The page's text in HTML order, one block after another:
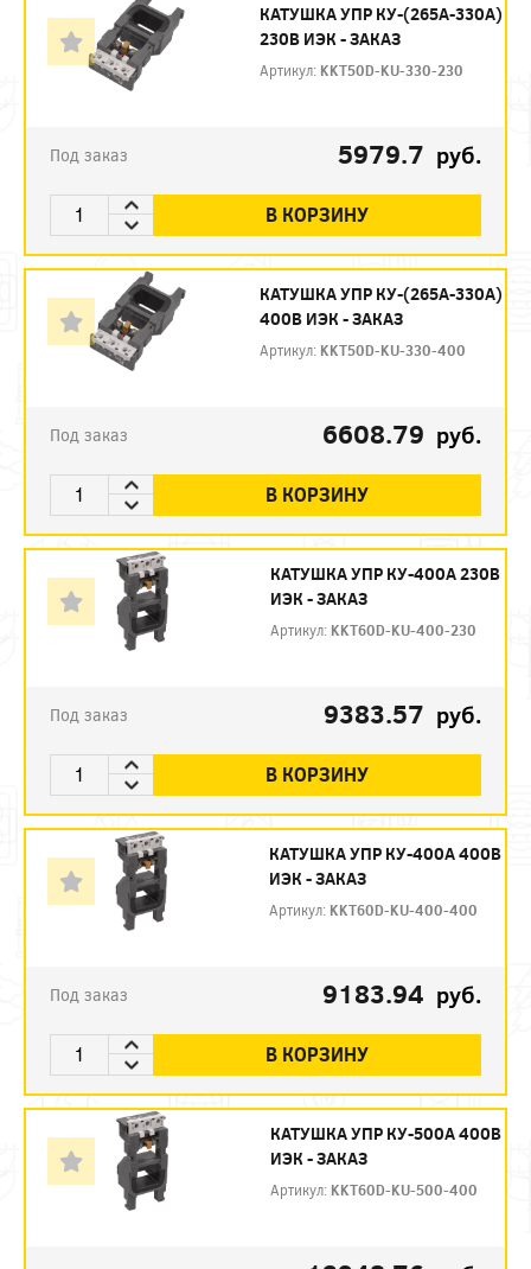
КАТУШКА УПР КУ-(265А-330А)
230В ИЭК - ЗАКАЗ
Артикул: KKT50D-KU-330-230
Под заказ 5979.7 руб.
В КОРЗИНУ
КАТУШКА УПР КУ-(265А-330А)
400В ИЭК - ЗАКАЗ
Артикул: KKT50D-KU-330-400
Под заказ 6608.79 руб.
В КОРЗИНУ
КАТУШКА УПР КУ-400А 230В
ИЭК - ЗАКАЗ
Артикул: KKT60D-KU-400-230
Под заказ 9383.57 руб.
В КОРЗИНУ
КАТУШКА УПР КУ-400А 400В
ИЭК - ЗАКАЗ
Артикул: KKT60D-KU-400-400
Под заказ 9183.94 руб.
В КОРЗИНУ
КАТУШКА УПР КУ-500А 400В
ИЭК - ЗАКАЗ
Артикул: KKT60D-KU-500-400